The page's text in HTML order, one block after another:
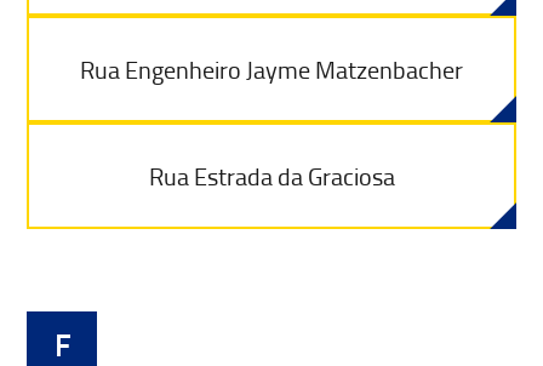
Rua Engenheiro Jayme Matzenbacher
Rua Estrada da Graciosa
F